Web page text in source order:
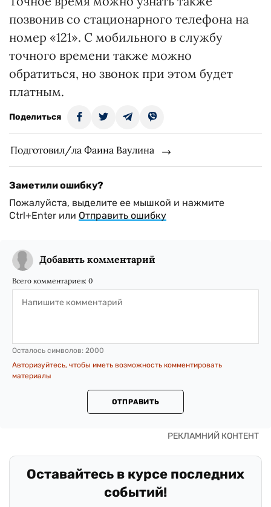
позвонив со стационарного телефона на
номер «121». С мобильного в службу
точного времени также можно
обратиться, но звонок при этом будет
платным.
Поделиться
Подготовил/ла Фаина Ваулина
Заметили ошибку?
Пожалуйста, выделите ее мышкой и нажмите
Ctrl+Enter или Отправить ошибку
Добавить комментарий
Всего комментариев: 0
Осталось символов: 2000
Авторизуйтесь, чтобы иметь возможность комментировать
материалы
ОТПРАВИТЬ
Оставайтесь в курсе последних
событий!